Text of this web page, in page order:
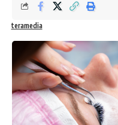
teramedia